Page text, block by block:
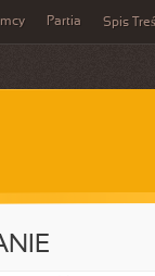
Partia Spis